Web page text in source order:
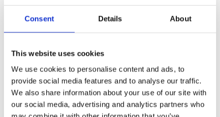
Consent Details About
This website uses cookies
We use cookies to personalise content and ads, to
provide social media features and to analyse our traffic.
We also share information about your use of our site with
our social media, advertising and analytics partners who
Bronnen
EUR Lex.
Europese Unie. (2022). Richtlijn (EU) 2022/2555 (NIS2).
Publicatieblad van de Europese Unie, L 333.
Financiële Toezichthouder. (2026). Dit geldt voor de nieuwe
cybersecuritywet. https://www.fi.se/